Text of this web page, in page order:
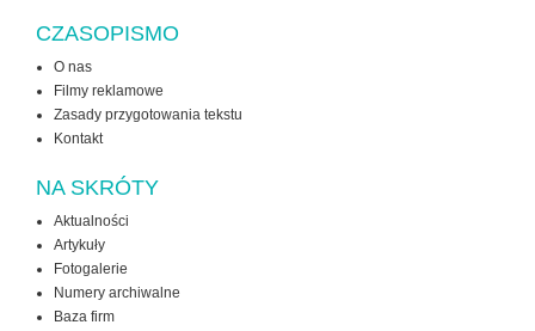
CZASOPISMO
O nas
Filmy reklamowe
Zasady przygotowania tekstu
Kontakt
NA SKRÓTY
Aktualności
Artykuły
Fotogalerie
Numery archiwalne
Baza firm